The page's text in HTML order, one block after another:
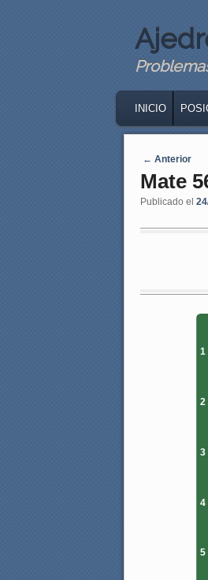
SKIP TO
SKIP TO
INICIO
Navegaci�n
← Anterior
Mate
Publicado el
1
2
3
4
5